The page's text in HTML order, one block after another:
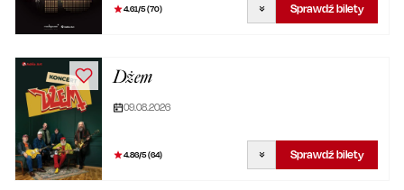
4.61/5 (70) Sprawdź bilety
Dżem
09.08.2026
4.86/5 (64) Sprawdź bilety